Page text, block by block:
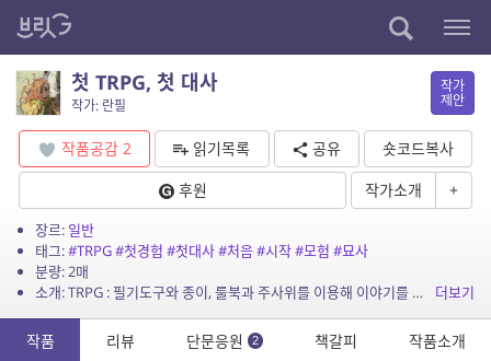
첫 TRPG, 첫 대사
작가: 란필
작가
제안
작품공감 2 읽기목록 공유
숏코드복사
후원
작가소개 +
장르: 일반
태그:#TRPG#첫경험 #첫대사#처음#시작#모험 #묘사
분량: 2매
소개: TRPG : 필기도구와 종이, 룰북과 주사위를 이용해 이야기를 만드는 역할놀이.
더보기
작품 리뷰 단문응원 2 책갈피 작품소개